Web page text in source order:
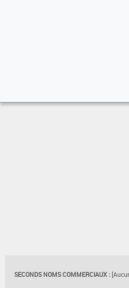
SECONDS NOMS COMMERCIAUX :